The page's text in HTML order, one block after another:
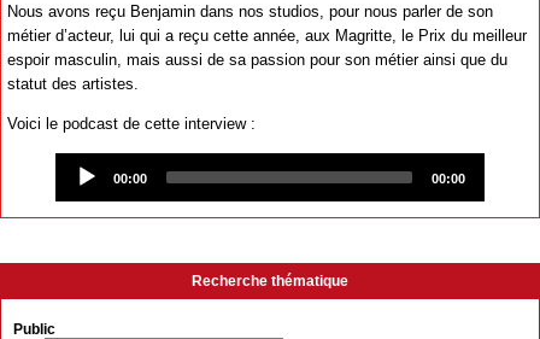
Nous avons reçu Benjamin dans nos studios, pour nous parler de son
métier d’acteur, lui qui a reçu cette année, aux Magritte, le Prix du meilleur
espoir masculin, mais aussi de sa passion pour son métier ainsi que du
statut des artistes.
Voici le podcast de cette interview :
00:00 00:00
Recherche thématique
Public